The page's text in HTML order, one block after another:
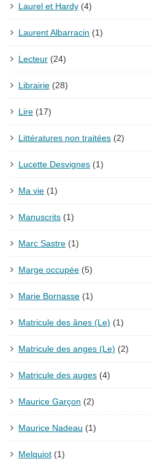
Laurel et Hardy (4)
Laurent Albarracin (1)
Lecteur (24)
Librairie (28)
Lire (17)
Littératures non traitées (2)
Lucette Desvignes (1)
Ma vie (1)
Manuscrits (1)
Marc Sastre (1)
Marge occupée (5)
Marie Bornasse (1)
Matricule des ânes (Le) (1)
Matricule des anges (Le) (2)
Matricule des auges (4)
Maurice Garçon (2)
Maurice Nadeau (1)
Melquiot (1)